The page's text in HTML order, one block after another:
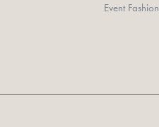
Event Fashion